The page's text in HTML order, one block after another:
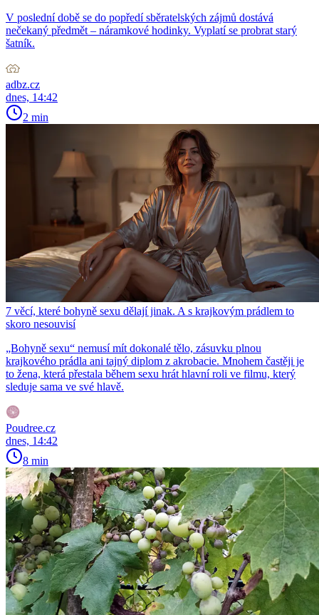
V poslední době se do popředí sběratelských zájmů dostává
nečekaný předmět – náramkové hodinky. Vyplatí se probrat starý
šatník.
adbz.cz
dnes, 14:42
2 min
7 věcí, které bohyně sexu dělají jinak. A s krajkovým prádlem to
skoro nesouvisí
„Bohyně sexu“ nemusí mít dokonalé tělo, zásuvku plnou
krajkového prádla ani tajný diplom z akrobacie. Mnohem častěji je
to žena, která přestala během sexu hrát hlavní roli ve filmu, který
sleduje sama ve své hlavě.
Poudree.cz
dnes, 14:42
8 min